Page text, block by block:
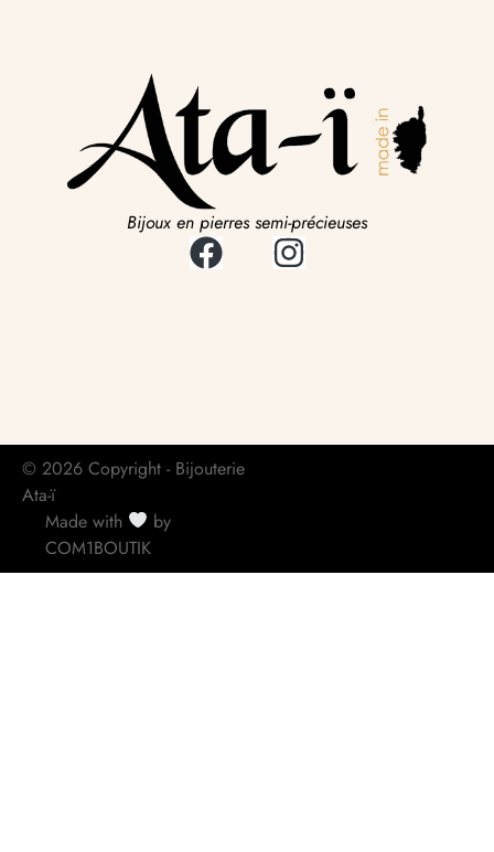
Bijoux en pierres semi-précieuses
© 2026 Copyright - Bijouterie
Ata-ï
Made with
by
COM1BOUTIK